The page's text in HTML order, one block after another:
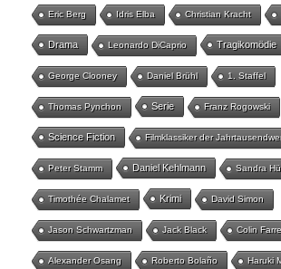
Eric Berg Idris Elba Christian Kracht
Drama Leonardo DiCaprio Tragikomödie
George Clooney Daniel Brühl 1. Staffel
Thomas Pynchon Serie Franz Rogowski
Science Fiction Filmklassiker der
Peter Stamm Daniel Kehlmann Sandra
Timothée Chalamet Krimi David Simon
Jason Schwartzman Jack Black Colin
Alexander Osang Roberto Bolaño Haruki